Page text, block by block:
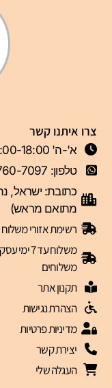
צרו איתנו קשר
א'-ה' 12:00-18:00, ו' 10-12
טלפון: 050-760-7097
כתובת: ישראל,
מתואם מראש)
רשימת אזורי משלוח
משלוחים
תקנון אתר
הצהרת נגישות
מדיניות פרטיות
יצירת קשר
העגלה שלי